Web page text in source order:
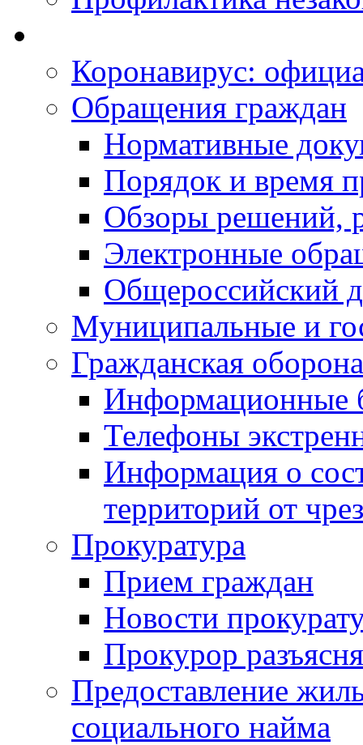
Коронавирус:
Обращения граждан
Нормативные
Порядок и время
Обзоры решений,
Электронные
Общероссийский
Муниципальные и
Гражданская
Информационные
Телефоны
Информация о
территорий от
Прокуратура
Прием граждан
Новости
Прокурор
Предоставление
социального найма